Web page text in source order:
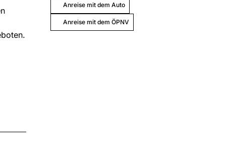
Anreise mit dem Auto
Anreise mit dem ÖPNV